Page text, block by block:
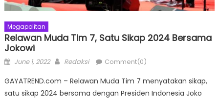
Megapolitan
Relawan Muda Tim 7, Satu Sikap 2024 Bersama
Jokowi
Posted
June 1, 2022 Author
Redaksi Comment(0)
GAYATREND.com – Relawan Muda Tim 7 menyatakan sikap,
satu sikap 2024 bersama dengan Presiden Indonesia Joko